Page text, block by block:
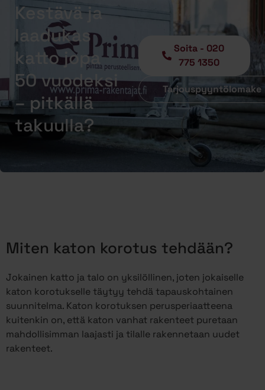
Kestävä ja
laadukas
katto jopa
50 vuodeksi
– pitkällä
takuulla?
Soita - 020
775 1350
Tarjouspyyntölomake
Miten katon korotus tehdään?
Jokainen katto ja talo on yksilöllinen, joten jokaiselle
katon korotukselle täytyy tehdä tapauskohtainen
suunnitelma. Katon korotuksen perusperiaatteena
kuitenkin on, että katon vanhat rakenteet puretaan
mahdollisimman laajasti ja tilalle rakennetaan uudet
rakenteet.